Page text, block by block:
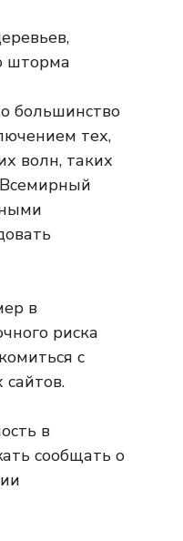
большинство
тех,
волн, таких
в
риска
с
в
сообщать о